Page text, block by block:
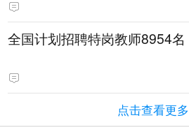
全国计划招聘特岗教师8954名
点击查看更多